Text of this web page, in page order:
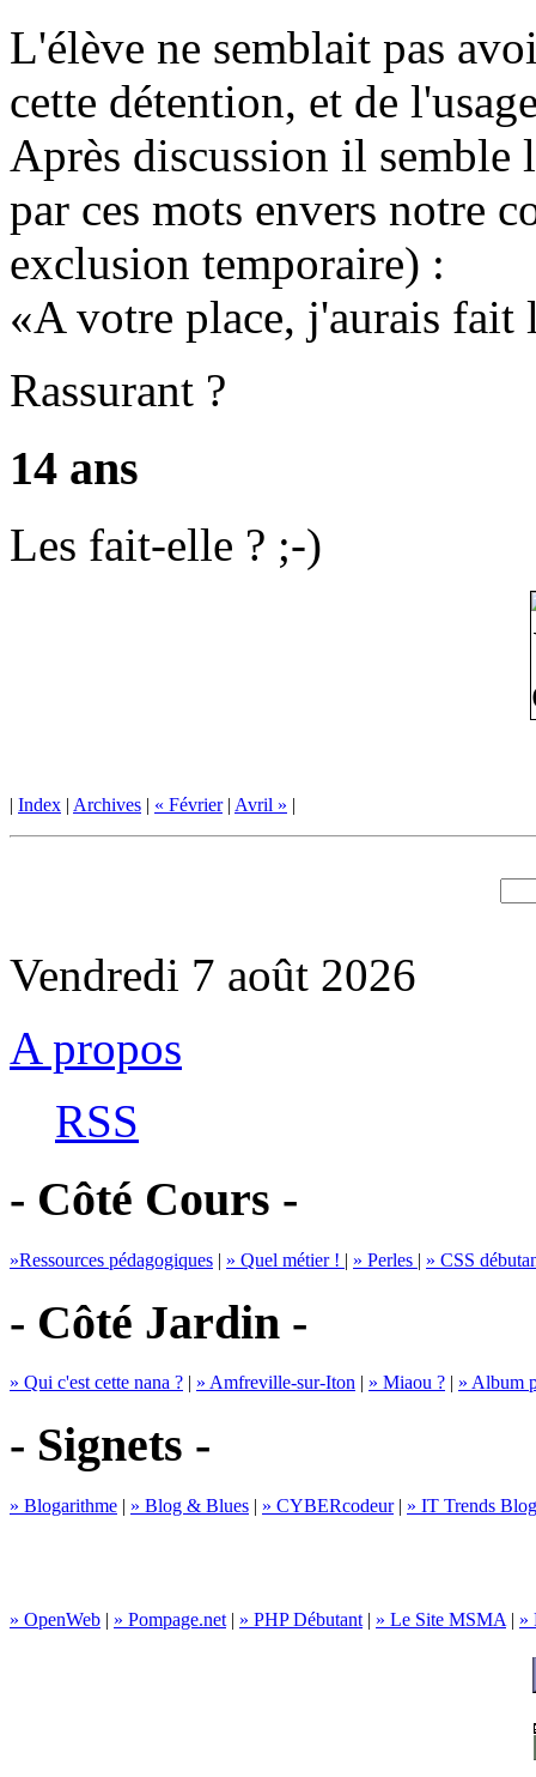
L'élève ne semblait pas
cette détention, et de
Après discussion il
par ces mots envers notre
exclusion temporaire) :
A votre place, j'aurais fait
Rassurant ?
14 ans
Les fait-elle ? ;-)
| Index | Archives | « Février| Avril » |
Vendredi 7 août 2026
A propos
RSS
- Côté Cours -
»Ressources pédagogiques | » Quel métier ! | » Perles | » CSS
- Côté Jardin -
» Qui c'est cette nana ? | » Amfreville-sur-Iton | » Miaou ? | » Album
- Signets -
» Blogarithme | » Blog & Blues | » CYBERcodeur| » IT Trends Blog
» OpenWeb | » Pompage.net | » PHP Débutant | » Le Site MSMA | »